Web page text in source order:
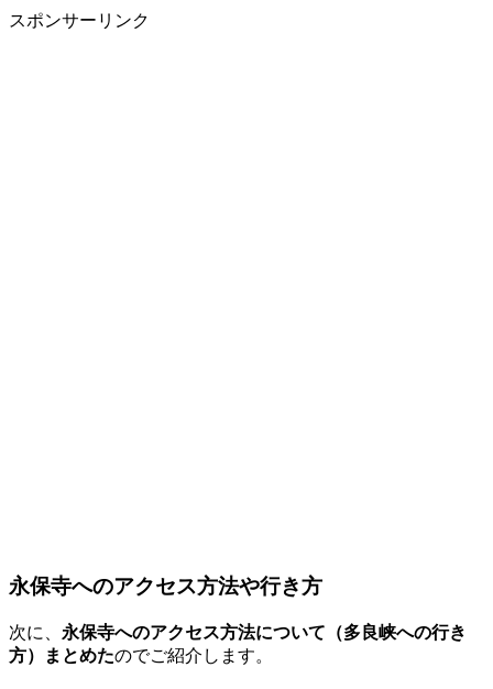
スポンサーリンク
永保寺へのアクセス方法や行き方
次に、 永保寺へのアクセス方法について（多良峡への行き
方）まとめたのでご紹介します。